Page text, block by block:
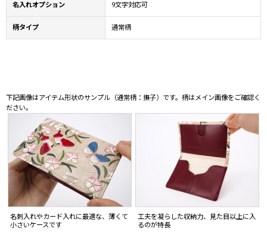
名入れオプション 9文字対応可
柄タイプ 通常柄
下記画像はアイテム形状のサンプル（通常柄：撫子）です。柄はメイン画像をご確認く
ださい。
名刺入れやカード入れに最適な、薄くて
小さいケースです
工夫を凝らした収納力、見た目以上に入
るのが特長